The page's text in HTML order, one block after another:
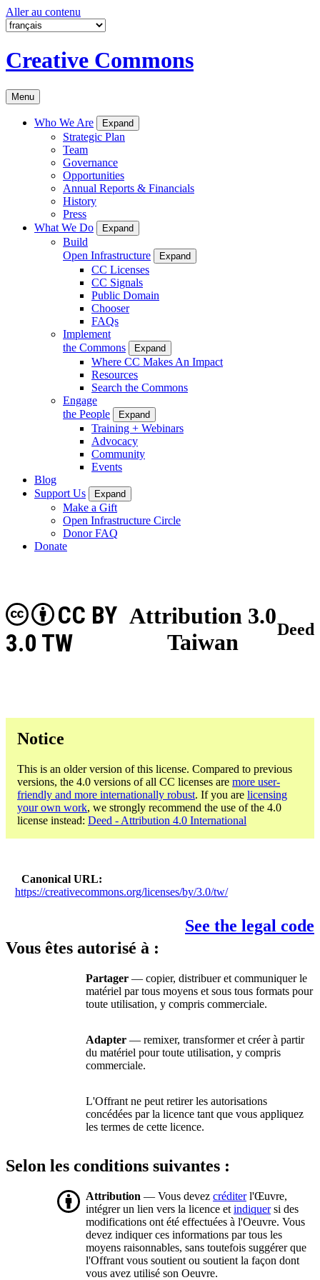
Aller au contenu
Creative Commons
Menu
Who We Are Expand
Strategic Plan
Team
Governance
Opportunities
Annual Reports & Financials
History
Press
What We Do
Expand
Build
Open Infrastructure
Expand
CC Licenses
CC Signals
Public Domain
Chooser
FAQs
Implement
the Commons
Expand
Where CC Makes An Impact
Resources
Search the Commons
Engage
the People
Expand
Training + Webinars
Advocacy
Community
Events
Blog
Support Us
Expand
Make a Gift
Open Infrastructure Circle
Donor FAQ
Donate
Attribution 3.0
Taiwan
CC BY
3.0 TW
Deed
Notice
This is an older version of this license. Compared to previous
versions, the 4.0 versions of all CC licenses are more user-
friendly and more internationally robust. If you are licensing
your own work, we strongly recommend the use of the 4.0
license instead: Deed - Attribution 4.0 International
Canonical URL
https://creativecommons.org/licenses/by/3.0/tw/
See the legal code
Vous êtes autorisé à :
Partager — copier, distribuer et communiquer le
matériel par tous moyens et sous tous formats pour
toute utilisation, y compris commerciale.
Adapter — remixer, transformer et créer à partir
du matériel pour toute utilisation, y compris
commerciale.
L'Offrant ne peut retirer les autorisations
concédées par la licence tant que vous appliquez
les termes de cette licence.
Selon les conditions suivantes :
Attribution — Vous devez créditerl'Œuvre,
intégrer un lien vers la licence et indiquersi des
modifications ont été effectuées à l'Oeuvre. Vous
devez indiquer ces informations par tous les
moyens raisonnables, sans toutefois suggérer que
l'Offrant vous soutient ou soutient la façon dont
vous avez utilisé son Oeuvre.